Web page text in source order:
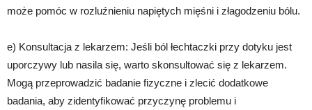
może pomóc w rozluźnieniu napiętych mięśni i złagodzeniu bólu.
e) Konsultacja z lekarzem: Jeśli ból łechtaczki przy dotyku jest
uporczywy lub nasila się, warto skonsultować się z lekarzem.
Mogą przeprowadzić badanie fizyczne i zlecić dodatkowe
badania, aby zidentyfikować przyczynę problemu i